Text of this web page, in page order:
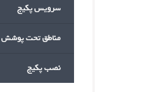
سرویس پکیج
مناطق تحت پوشش
نصب پکیج